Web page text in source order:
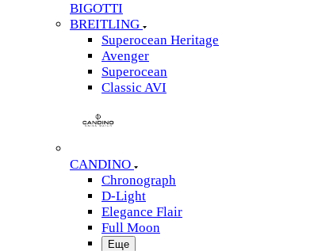
BIGOTTI
BREITLING
Superocean Heritage
Avenger
Superocean
Classic AVI
CANDINO
Chronograph
D-Light
Elegance Flair
Full Moon
Еще